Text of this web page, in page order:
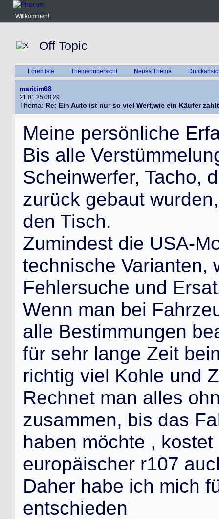
Willkommen!
Off Topic
Forenliste Themenübersicht Neues Thema
maritim68
21.01.25 08:29
Thema: Re: Ein Auto ist nur so viel Wert,wie ein Käufer zahlt
Meine persönliche Erf
Bis alle Verstümmelun
Scheinwerfer, Tacho, d
zurück gebaut wurden,
den Tisch.
Zumindest die USA-M
technische Varianten,
Fehlersuche und Ersat
Wenn man bei Fahrze
alle Bestimmungen be
für sehr lange Zeit bei
richtig viel Kohle und Z
Rechnet man alles oh
zusammen, bis das Fa
haben möchte , kostet
europäischer r107 auc
Daher habe ich mich f
entschieden